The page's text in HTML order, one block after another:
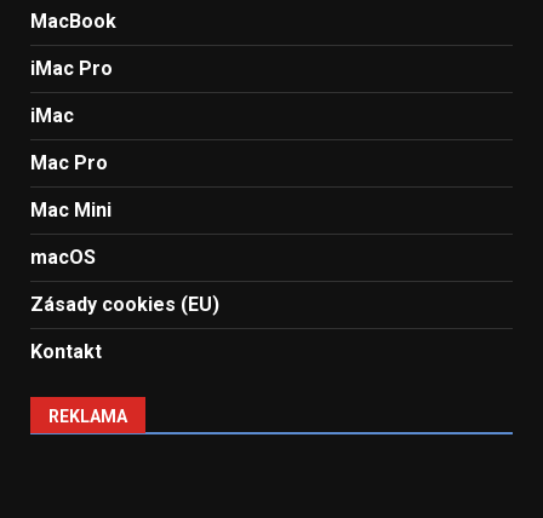
MacBook
iMac Pro
iMac
Mac Pro
Mac Mini
macOS
Zásady cookies (EU)
Kontakt
REKLAMA